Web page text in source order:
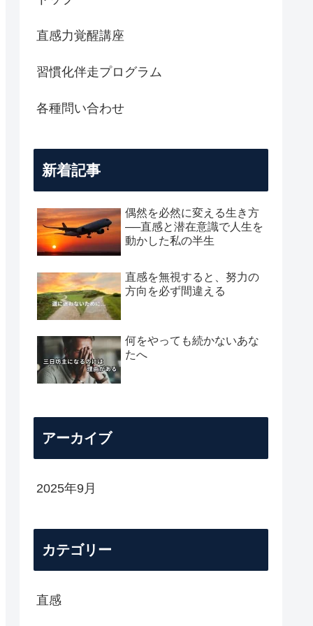
直感力覚醒講座
習慣化伴走プログラム
各種問い合わせ
新着記事
偶然を必然に変える生き方
──直感と潜在意識で人生を
動かした私の半生
直感を無視すると、努力の
方向を必ず間違える
何をやっても続かないあな
たへ
アーカイブ
2025年9月
カテゴリー
直感